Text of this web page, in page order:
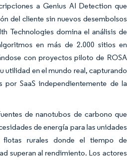
a Genius AI Detection que
del cliente sin nuevos desembolsos
Technologies domina el análisis de
en más de 2.000 sitios en
con proyectos piloto de ROSA
utilidad en el mundo real, capturando
por SaaS independientemente de la
de nanotubos de carbono que
de energía para las unidades
flotas rurales donde el tiempo de
superan al rendimiento. Los actores